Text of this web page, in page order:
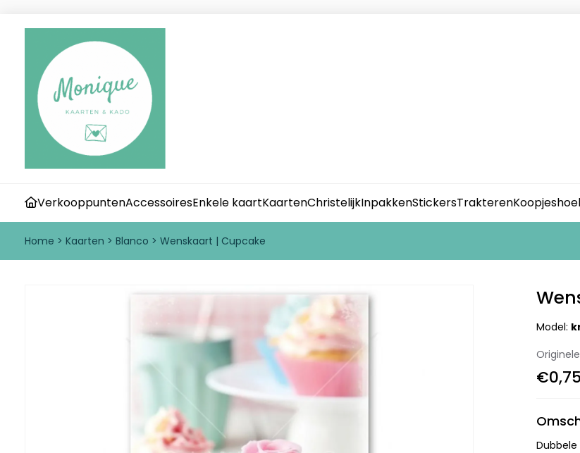
VerkooppuntenAccessoiresEnkele kaartKaartenChristelijkInpakkenStickersTrakteren
Home > Kaarten > Blanco > Wenskaart | Cupcake
Model:
€0,75
Dubbele